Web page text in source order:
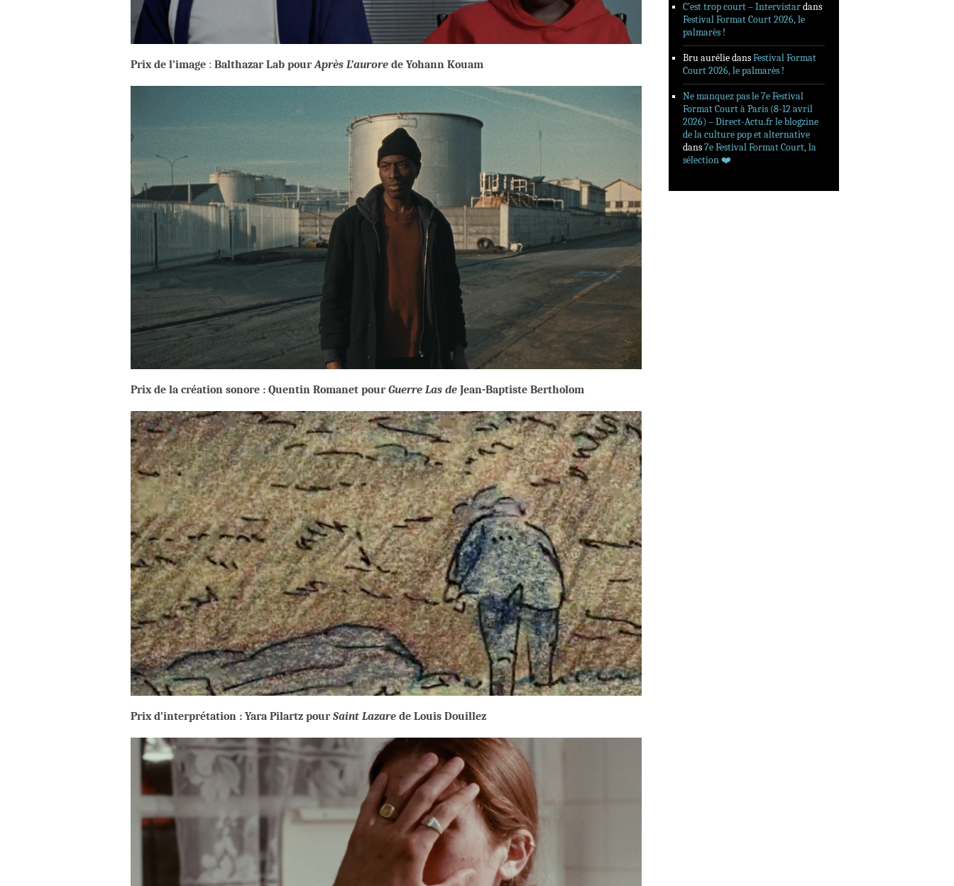
Prix de l’image : Balthazar Lab pourAprès L’aurore de Yohann Kouam
Prix de la création sonore : Quentin Romanet pourGuerre Las de Jean-Baptiste Bertholom
Prix d’interprétation : Yara Pilartz pourSaint Lazare de Louis Douillez
C’est trop court – Intervistardans
Festival Format Court 2026, le
palmarès !
Bru auréliedansFestival Format
Court 2026, le palmarès !
Ne manquez pas le 7e Festival
Format Court à Paris (8-12 avril
2026) – Direct-Actu.fr le blogzine
de la culture pop et alternative
dans7e Festival Format Court, la
sélection ❤️‍